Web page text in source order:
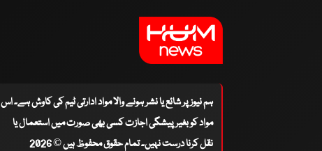
ہم نیوز پر شائع یا نشر ہونے والا مواد ادارتی ٹیم کی کاوش ہے۔ اس
مواد کو بغیر پیشگی اجازت کسی بھی صورت میں استعمال یا
نقل کرنا درست نہیں۔ تمام حقوق محفوظ ہیں © 2026